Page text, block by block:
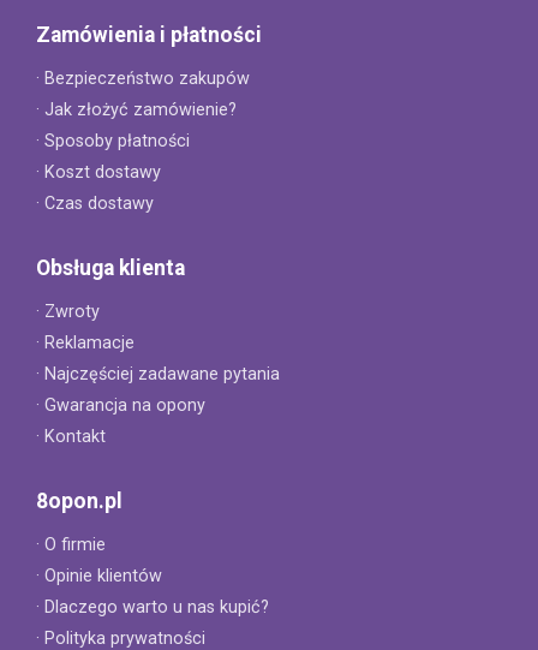
Zamówienia i płatności
· Bezpieczeństwo zakupów
· Jak złożyć zamówienie?
· Sposoby płatności
· Koszt dostawy
· Czas dostawy
Obsługa klienta
· Zwroty
· Reklamacje
· Najczęściej zadawane pytania
· Gwarancja na opony
· Kontakt
8opon.pl
· O firmie
· Opinie klientów
· Dlaczego warto u nas kupić?
· Polityka prywatności